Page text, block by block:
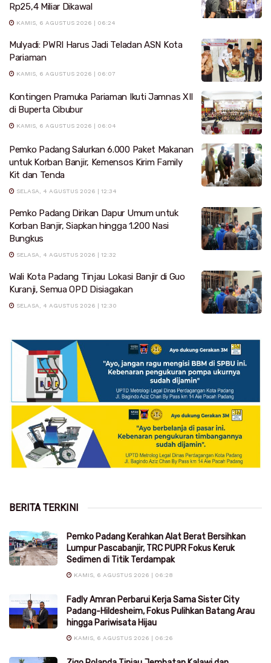
Rp25,4 Miliar Dikawal
KAMIS, 6 AGUSTUS 2026 | 06:24
Mulyadi: PWRI Harus Jadi Teladan ASN Kota
Pariaman
KAMIS, 6 AGUSTUS 2026 | 06:07
Kontingen Pramuka Pariaman Ikuti Jamnas XII
di Buperta Cibubur
KAMIS, 6 AGUSTUS 2026 | 06:04
Pemko Padang Salurkan 6.000 Paket Makanan
untuk Korban Banjir, Kemensos Kirim Family
Kit dan Tenda
SELASA, 4 AGUSTUS 2026 | 12:34
Pemko Padang Dirikan Dapur Umum untuk
Korban Banjir, Siapkan hingga 1.200 Nasi
Bungkus
SELASA, 4 AGUSTUS 2026 | 12:32
Wali Kota Padang Tinjau Lokasi Banjir di Guo
Kuranji, Semua OPD Disiagakan
SELASA, 4 AGUSTUS 2026 | 12:30
BERITA TERKINI
Pemko Padang Kerahkan Alat Berat Bersihkan
Lumpur Pascabanjir, TRC PUPR Fokus Keruk
Sedimen di Titik Terdampak
KAMIS, 6 AGUSTUS 2026 | 06:28
Fadly Amran Perbarui Kerja Sama Sister City
Padang-Hildesheim, Fokus Pulihkan Batang Arau
hingga Pariwisata Hijau
KAMIS, 6 AGUSTUS 2026 | 06:26